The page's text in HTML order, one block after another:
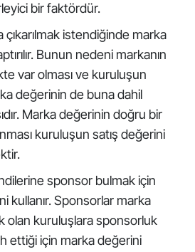
bir faktördür.
çıkarılmak istendiğinde marka
Bunun nedeni markanın
var olması ve kuruluşun
değerinin de buna dahil
Marka değerinin doğru bir
kuruluşun satış değerini
sponsor bulmak için
kullanır. Sponsorlar marka
olan kuruluşlara sponsorluk
ettiği için marka değerini